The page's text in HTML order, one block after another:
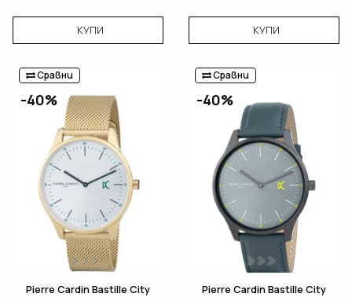
КУПИ КУПИ
Сравни
-40%
Pierre Cardin Bastille City
Сравни
-40%
Pierre Cardin Bastille City